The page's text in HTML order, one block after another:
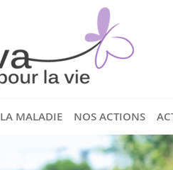
LA MALADIE NOS ACTIONS